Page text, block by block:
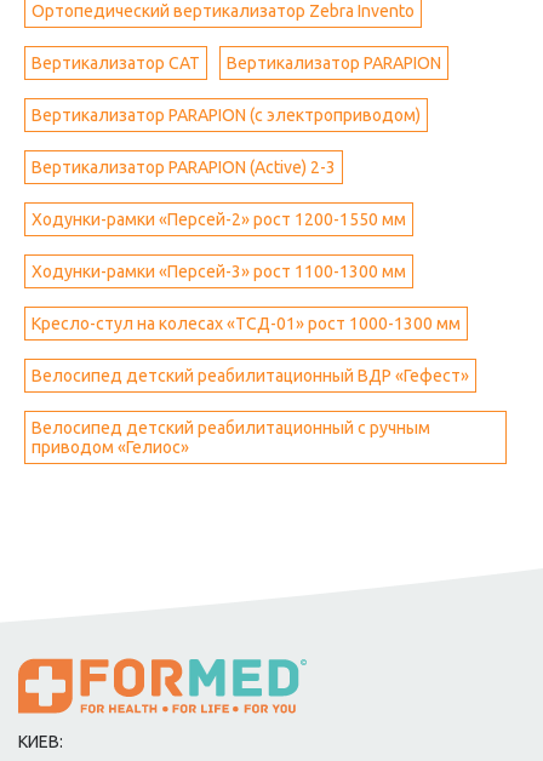
Ортопедический вертикализатор Zebra Invento
Вертикализатор CAT Вертикализатор PARAPION
Вертикализатор PARAPION (с электроприводом)
Вертикализатор PARAPION (Active) 2-3
Ходунки-рамки «Персей-2» рост 1200-1550 мм
Ходунки-рамки «Персей-3» рост 1100-1300 мм
Кресло-стул на колесах «ТСД-01» рост 1000-1300 мм
Велосипед детский реабилитационный ВДР «Гефест»
Велосипед детский реабилитационный с ручным
приводом «Гелиос»
КИЕВ: